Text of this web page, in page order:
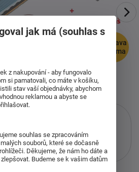
doprava
zdarma
nákupu přes i-matrace.cz
o službě.
jak má (souhlas s
z nakupování - aby fungovalo
si pamatovali, co máte v košíku,
stav vaší objednávky, abychom
reklamou a abyste se
souhlas se zpracováním
souborů, které se dočasně
Děkujeme, že nám ho dáte a
Budeme se k vašim datům